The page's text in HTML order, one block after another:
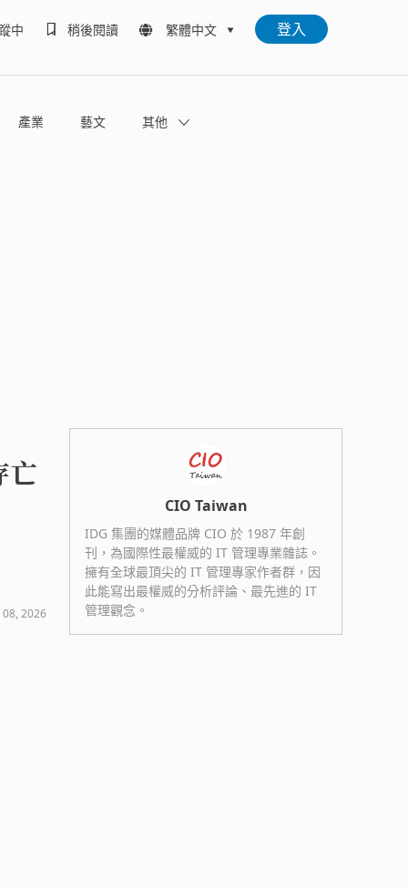
中 稍後閱讀 繁體中文 登入
產業 藝文 其他
亡
08, 2026
CIO Taiwan
IDG 集團的媒體品牌 CIO 於 1987 年創
刊，為國際性最權威的 IT 管理專業雜誌。
擁有全球最頂尖的 IT 管理專家作者群，因
此能寫出最權威的分析評論、最先進的 IT
管理觀念。